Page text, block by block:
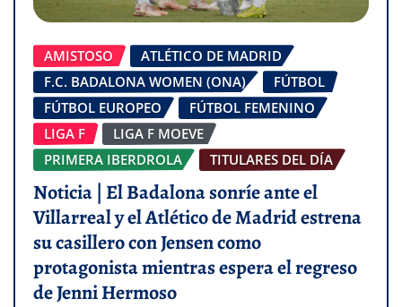
AMISTOSO
ATLÉTICO DE MADRID
F.C. BADALONA WOMEN (ONA)
FÚTBOL
FÚTBOL EUROPEO
FÚTBOL FEMENINO
LIGA F
LIGA F MOEVE
PRIMERA IBERDROLA
TITULARES DEL DÍA
Noticia | El Badalona sonríe ante el
Villarreal y el Atlético de Madrid estrena
su casillero con Jensen como
protagonista mientras espera el regreso
de Jenni Hermoso